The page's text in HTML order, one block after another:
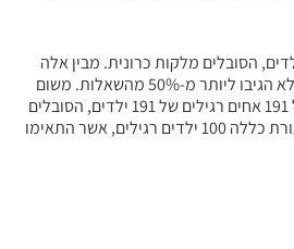
את אחיהם של 200 ילדים, הסובלים מלקות כרונית. מבין אלה
הוצאו תשעה ילדים, מפני שלא הגיבו ליותר מ-50% מהשאלות. משום
כך נבדק לבסוף סך כולל של 191 אחים רגילים של 191 ילדים, הסובלים
מלקות כרונית. קבוצת הביקורת כללה 100 ילדים רגילים, אשר התאימו